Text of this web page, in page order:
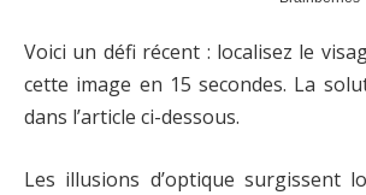
Voici un défi récent : localisez le
cette image en 15 secondes. La
dans l’article ci-dessous.
Les illusions d’optique surgissent